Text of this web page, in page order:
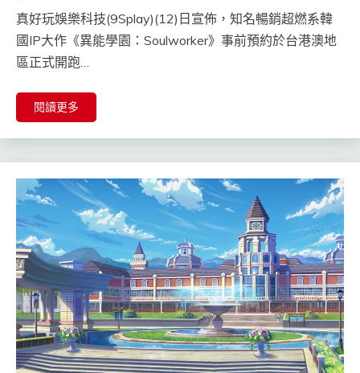
真好玩娛樂科技(9Splay)(12)日宣佈，知名暢銷超燃系韓
國IP大作《異能學園：Soulworker》事前預約於台港澳地
區正式開跑…
閱讀更多